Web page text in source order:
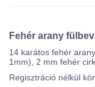
Fehér arany
14 karátos fehér
1mm), 2 mm fehér
Regisztráció nélkül